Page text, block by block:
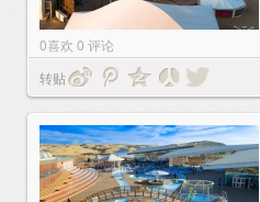
0喜欢 0 评论
转贴